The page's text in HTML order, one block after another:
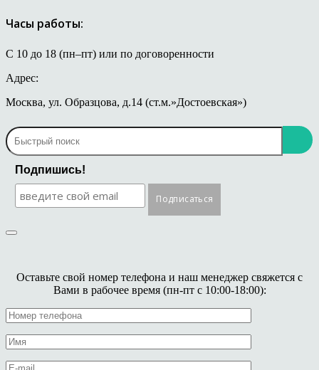
Часы работы:
С 10 до 18 (пн–пт) или по договоренности
Адрес:
Москва, ул. Образцова, д.14 (ст.м.»Достоевская»)
Подпишись!
Оставьте свой номер телефона и наш менеджер свяжется с
Вами в рабочее время (пн-пт с 10:00-18:00):